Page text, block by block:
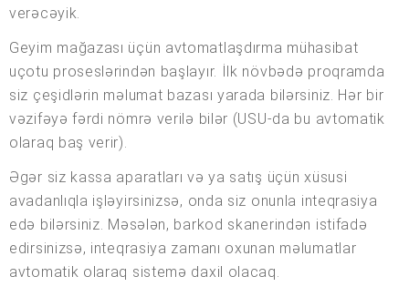
verəcəyik.
Geyim mağazası üçün avtomatlaşdırma mühasibat
uçotu proseslərindən başlayır. İlk növbədə proqramda
siz çeşidlərin məlumat bazası yarada bilərsiniz. Hər bir
vəzifəyə fərdi nömrə verilə bilər (USU-da bu avtomatik
olaraq baş verir).
Əgər siz kassa aparatları və ya satış üçün xüsusi
avadanlıqla işləyirsinizsə, onda siz onunla inteqrasiya
edə bilərsiniz. Məsələn, barkod skanerindən istifadə
edirsinizsə, inteqrasiya zamanı oxunan məlumatlar
avtomatik olaraq sistemə daxil olacaq.